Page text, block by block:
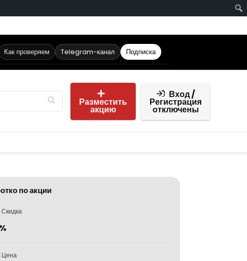
Как проверяем Telegram-канал Подписка
Разместить
акцию
Вход /
Регистрация
отключены
по акции
Скидка
Цена